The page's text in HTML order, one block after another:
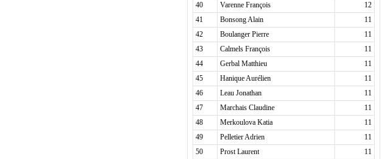
40
Varenne François
12
41
Bonsong Alain
11
42
Boulanger Pierre
11
43
Calmels François
11
44
Gerbal Matthieu
11
45
Hanique Aurélien
11
46
Leau Jonathan
11
47
Marchais Claudine
11
48
Merkoulova Katia
11
49
Pelletier Adrien
11
50
Prost Laurent
11